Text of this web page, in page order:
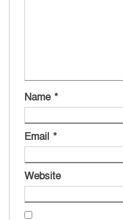
Name *
Email *
Website